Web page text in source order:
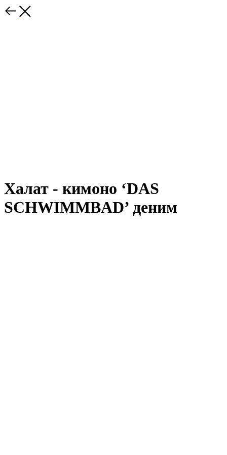
Халат - кимоно ‘DAS
SCHWIMMBAD’ деним